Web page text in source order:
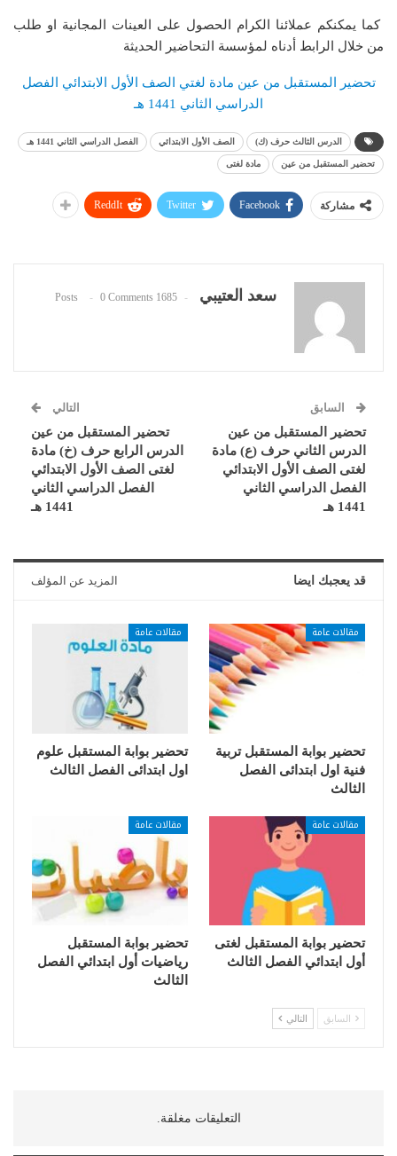
كما يمكنكم عملائنا الكرام الحصول على العينات المجانية او طلب
من خلال الرابط أدناه لمؤسسة التحاضير الحديثة
تحضير المستقبل من عين مادة لغتي الصف الأول الابتدائي الفصل
الدراسي الثاني 1441 هـ
الدرس الثالث حرف (ك) الصف الأول الابتدائي الفصل الدراسي الثاني 1441 هـ
تحضير المستقبل من عين مادة لغتى
مشاركة Facebook
Twitter
ReddIt
سعد العتيبي 1685 Posts
0 Comments
السابق
تحضير المستقبل من عين
الدرس الثاني حرف (ع) مادة
لغتى الصف الأول الابتدائي
الفصل الدراسي الثاني
1441 هـ
التالي
تحضير المستقبل من عين
الدرس الرابع حرف (خ) مادة
لغتى الصف الأول الابتدائي
الفصل الدراسي الثاني
1441 هـ
قد يعجبك ايضا المزيد عن المؤلف
مقالات عامة
تحضير بوابة المستقبل تربية
فنية اول ابتدائى الفصل
الثالث
مقالات عامة
تحضير بوابة المستقبل علوم
اول ابتدائى الفصل الثالث
مقالات عامة
تحضير بوابة المستقبل لغتى
أول ابتدائي الفصل الثالث
مقالات عامة
تحضير بوابة المستقبل
رياضيات أول ابتدائي الفصل
الثالث
السابق التالي
التعليقات مغلقة.